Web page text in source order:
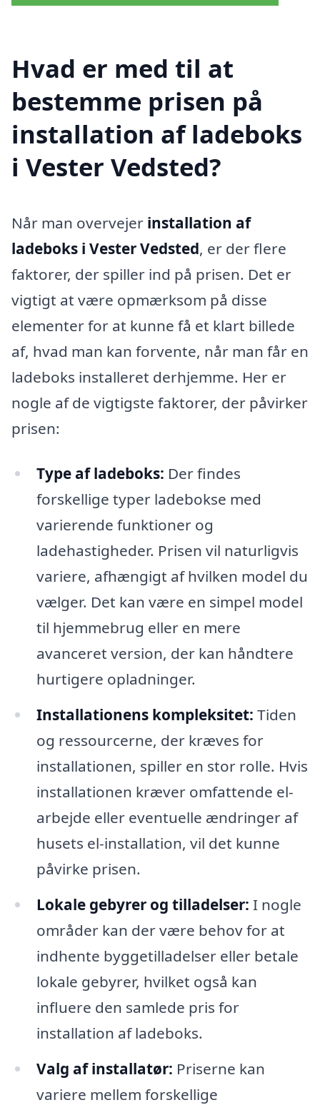
Hvad er med til at
bestemme prisen på
installation af ladeboks
i Vester Vedsted?
Når man overvejer installation af
ladeboks i Vester Vedsted, er der flere
faktorer, der spiller ind på prisen. Det er
vigtigt at være opmærksom på disse
elementer for at kunne få et klart billede
af, hvad man kan forvente, når man får en
ladeboks installeret derhjemme. Her er
nogle af de vigtigste faktorer, der påvirker
prisen:
Type af ladeboks: Der findes
forskellige typer ladebokse med
varierende funktioner og
ladehastigheder. Prisen vil naturligvis
variere, afhængigt af hvilken model du
vælger. Det kan være en simpel model
til hjemmebrug eller en mere
avanceret version, der kan håndtere
hurtigere opladninger.
Installationens kompleksitet: Tiden
og ressourcerne, der kræves for
installationen, spiller en stor rolle. Hvis
installationen kræver omfattende el-
arbejde eller eventuelle ændringer af
husets el-installation, vil det kunne
påvirke prisen.
Lokale gebyrer og tilladelser: I nogle
områder kan der være behov for at
indhente byggetilladelser eller betale
lokale gebyrer, hvilket også kan
influere den samlede pris for
installation af ladeboks.
Valg af installatør: Priserne kan
variere mellem forskellige